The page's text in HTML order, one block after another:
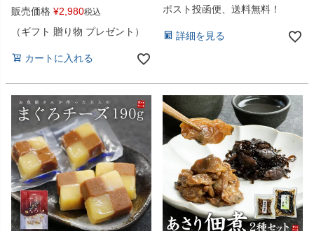
販売価格 ¥2,980税込
（ギフト 贈り物 プレゼント）
カートに入れる
ポスト投函便、送料無料！
詳細を見る